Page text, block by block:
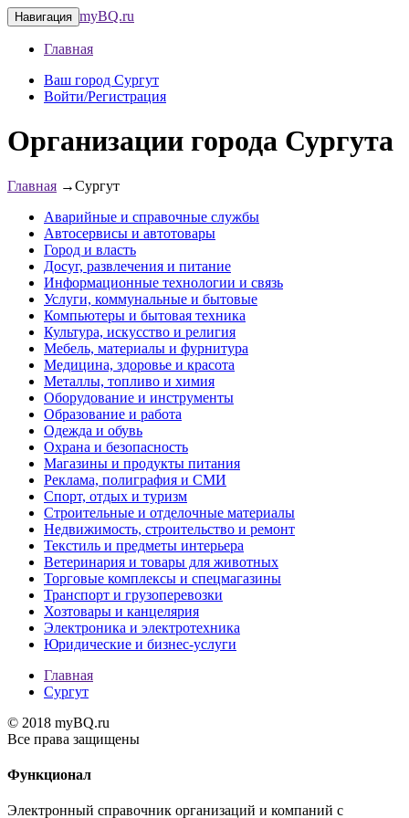
Навигация myBQ.ru
Главная
Ваш город Сургут
Войти/Регистрация
Организации города Сургута
Главная →Сургут
Аварийные и справочные службы
Автосервисы и автотовары
Город и власть
Досуг, развлечения и питание
Информационные технологии и связь
Услуги, коммунальные и бытовые
Компьютеры и бытовая техника
Культура, искусство и религия
Мебель, материалы и фурнитура
Медицина, здоровье и красота
Металлы, топливо и химия
Оборудование и инструменты
Образование и работа
Одежда и обувь
Охрана и безопасность
Магазины и продукты питания
Реклама, полиграфия и СМИ
Спорт, отдых и туризм
Строительные и отделочные материалы
Недвижимость, строительство и ремонт
Текстиль и предметы интерьера
Ветеринария и товары для животных
Торговые комплексы и спецмагазины
Транспорт и грузоперевозки
Хозтовары и канцелярия
Электроника и электротехника
Юридические и бизнес-услуги
Главная
Сургут
© 2018 myBQ.ru
Все права защищены
Функционал
Электронный справочник организаций и компаний с